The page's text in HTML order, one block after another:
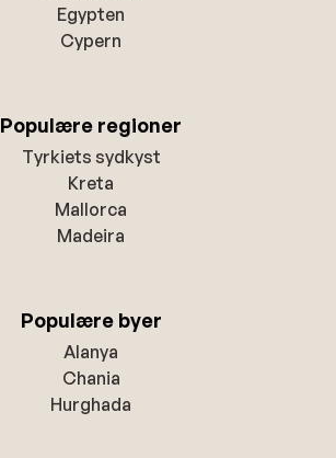
Egypten
Cypern
Populære regioner
Tyrkiets sydkyst
Kreta
Mallorca
Madeira
Populære byer
Alanya
Chania
Hurghada